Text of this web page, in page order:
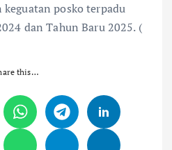
posko terpadu
dan Tahun Baru 2025. (
this…